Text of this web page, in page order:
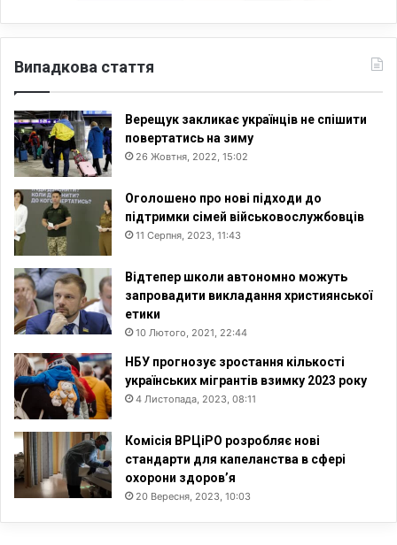
Випадкова стаття
Верещук закликає українців не спішити
повертатись на зиму
26 Жовтня, 2022, 15:02
Оголошено про нові підходи до
підтримки сімей військовослужбовців
11 Серпня, 2023, 11:43
Відтепер школи автономно можуть
запровадити викладання християнської
етики
10 Лютого, 2021, 22:44
НБУ прогнозує зростання кількості
українських мігрантів взимку 2023 року
4 Листопада, 2023, 08:11
Комісія ВРЦіРО розробляє нові
стандарти для капеланства в сфері
охорони здоров’я
20 Вересня, 2023, 10:03